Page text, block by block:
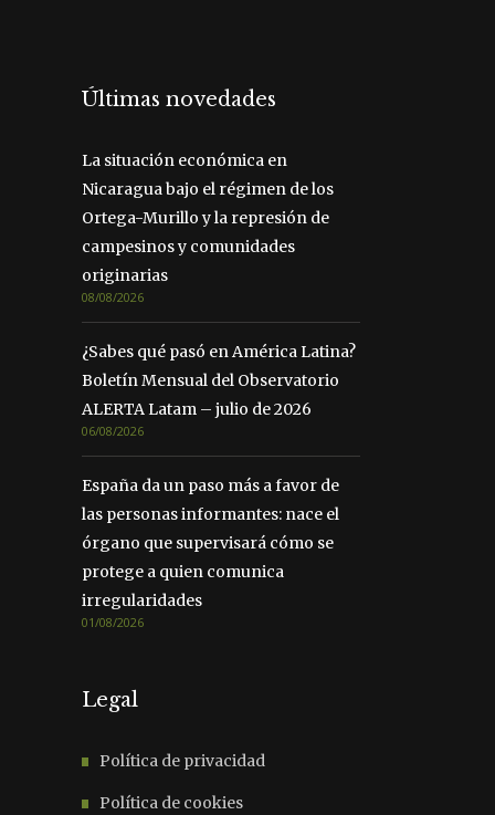
Últimas novedades
La situación económica en
Nicaragua bajo el régimen de los
Ortega-Murillo y la represión de
campesinos y comunidades
originarias
08/08/2026
¿Sabes qué pasó en América Latina?
Boletín Mensual del Observatorio
ALERTA Latam – julio de 2026
06/08/2026
España da un paso más a favor de
las personas informantes: nace el
órgano que supervisará cómo se
protege a quien comunica
irregularidades
01/08/2026
Legal
Política de privacidad
Política de cookies